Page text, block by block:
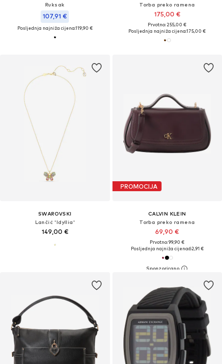
Ruksak
107,91 €
Posljednja najniža cijena:119,90 €
Torba preko ramena
175,00 €
Prvotno: 255,00 €
Posljednja najniža cijena:175,00 €
SWAROVSKI
Lančić 'Idyllia'
149,00 €
PROMOCIJA
CALVIN KLEIN
Torba preko ramena
69,90 €
Prvotno: 99,90 €
Posljednja najniža cijena:62,91 €